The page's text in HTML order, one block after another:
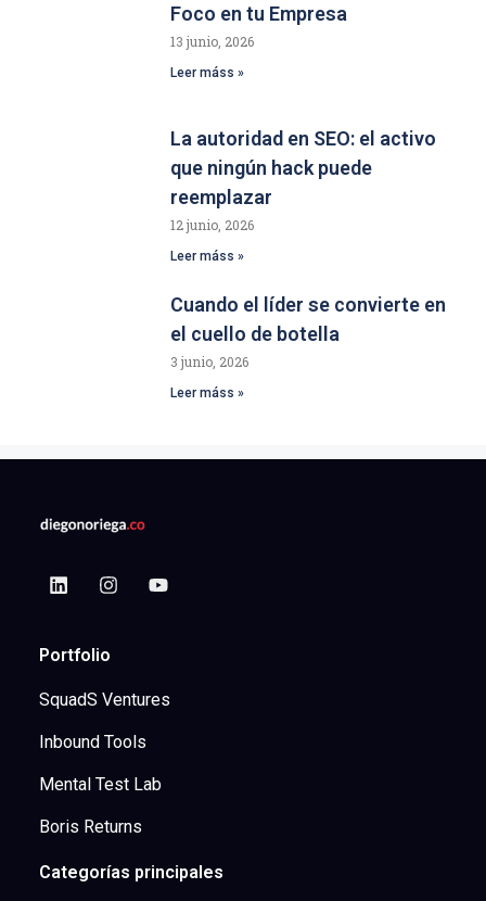
Foco en tu Empresa
13 junio, 2026
Leer máss »
La autoridad en SEO: el activo
que ningún hack puede
reemplazar
12 junio, 2026
Leer máss »
Cuando el líder se convierte en
el cuello de botella
3 junio, 2026
Leer máss »
Portfolio
SquadS Ventures
Inbound Tools
Mental Test Lab
Boris Returns
Categorías principales